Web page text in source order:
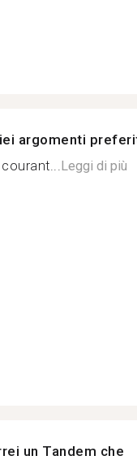
argomenti
Leggi di più
un Tandem che